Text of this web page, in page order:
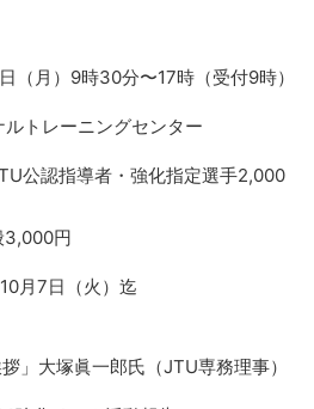
（月）9時30分〜17時（受付9時）
トレーニングセンター
公認指導者・強化指定選手2,000
3,000円
月7日（火）迄
」大塚眞一郎氏（JTU専務理事）